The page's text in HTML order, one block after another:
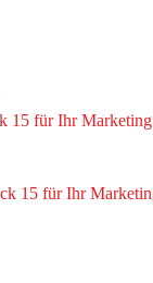
15 für Ihr Marketing